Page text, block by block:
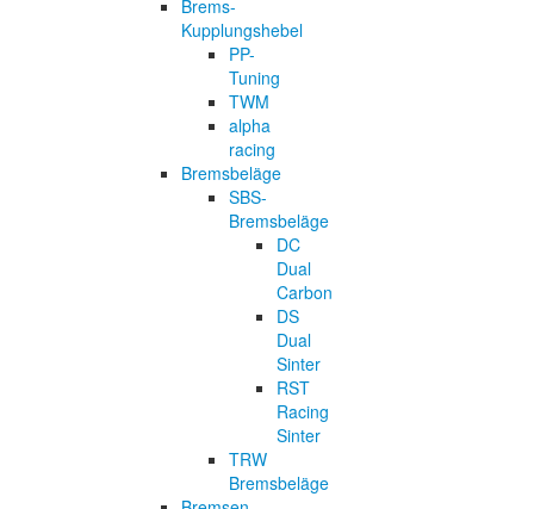
Brems-
Kupplungshebel
PP-
Tuning
TWM
alpha
racing
Bremsbeläge
SBS-
Bremsbeläge
DC
Dual
Carbon
DS
Dual
Sinter
RST
Racing
Sinter
TRW
Bremsbeläge